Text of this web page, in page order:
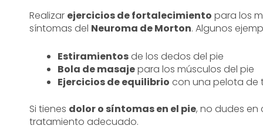
Realizar ejercicios de fortalecimiento para los
síntomas del Neuroma de Morton. Algunos
Estiramientosde los dedos del pie
Bola de masajepara los músculos del pie
Ejercicios de equilibrio con una pelota de
Si tienes dolor o síntomas en el pie, no dudes
tratamiento adecuado.